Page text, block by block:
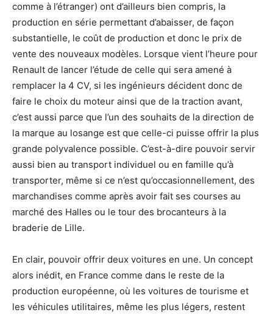
comme à l’étranger) ont d’ailleurs bien compris, la
production en série permettant d’abaisser, de façon
substantielle, le coût de production et donc le prix de
vente des nouveaux modèles. Lorsque vient l’heure pour
Renault de lancer l’étude de celle qui sera amené à
remplacer la 4 CV, si les ingénieurs décident donc de
faire le choix du moteur ainsi que de la traction avant,
c’est aussi parce que l’un des souhaits de la direction de
la marque au losange est que celle-ci puisse offrir la plus
grande polyvalence possible. C’est-à-dire pouvoir servir
aussi bien au transport individuel ou en famille qu’à
transporter, même si ce n’est qu’occasionnellement, des
marchandises comme après avoir fait ses courses au
marché des Halles ou le tour des brocanteurs à la
braderie de Lille.
En clair, pouvoir offrir deux voitures en une. Un concept
alors inédit, en France comme dans le reste de la
production européenne, où les voitures de tourisme et
les véhicules utilitaires, même les plus légers, restent